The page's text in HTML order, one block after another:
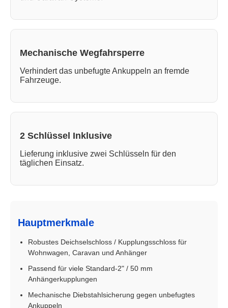
Mechanische Wegfahrsperre
Verhindert das unbefugte Ankuppeln an fremde
Fahrzeuge.
2 Schlüssel Inklusive
Lieferung inklusive zwei Schlüsseln für den
täglichen Einsatz.
Hauptmerkmale
Robustes Deichselschloss / Kupplungsschloss für
Wohnwagen, Caravan und Anhänger
Passend für viele Standard-2" / 50 mm
Anhängerkupplungen
Mechanische Diebstahlsicherung gegen unbefugtes
Ankuppeln